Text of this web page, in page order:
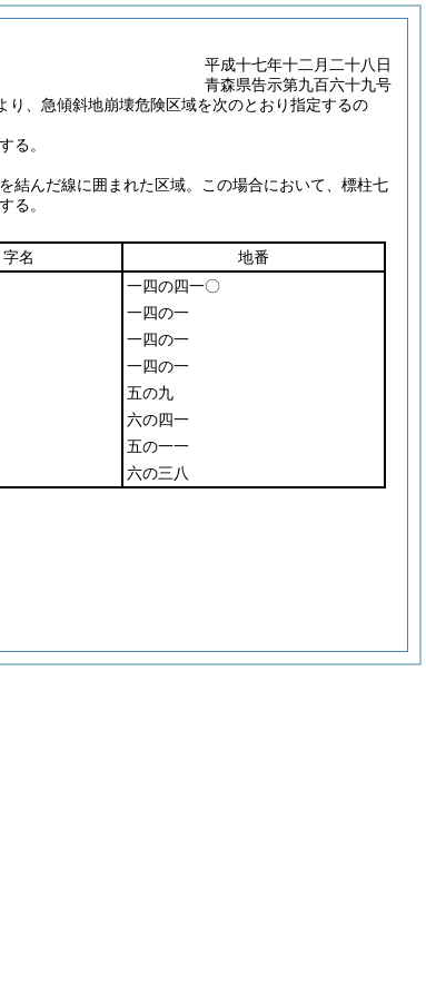
平成十七年十二月二十八日
青森県告示第九百六十九号
り、急傾斜地崩壊危険区域を次のとおり指定するの
る。
結んだ線に囲まれた区域。この場合において、標柱七
る。
字名
地番
一四の四一〇
一四の一
一四の一
一四の一
五の九
六の四一
五の一一
六の三八